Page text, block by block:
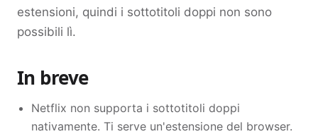
estensioni, quindi i sottotitoli doppi non sono
possibili lì.
In breve
Netflix non supporta i sottotitoli doppi
nativamente. Ti serve un'estensione del browser.